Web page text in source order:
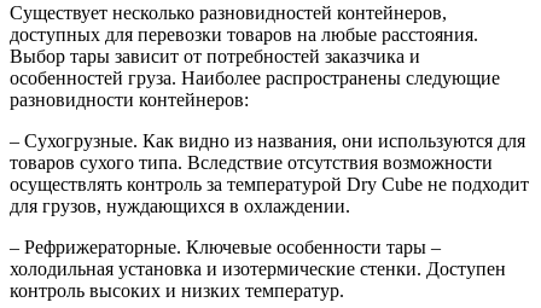
Существует несколько разновидностей контейнеров,
доступных для перевозки товаров на любые расстояния.
Выбор тары зависит от потребностей заказчика и
особенностей груза. Наиболее распространены следующие
разновидности контейнеров:
– Сухогрузные. Как видно из названия, они используются для
товаров сухого типа. Вследствие отсутствия возможности
осуществлять контроль за температурой Dry Cube не подходит
для грузов, нуждающихся в охлаждении.
– Рефрижераторные. Ключевые особенности тары –
холодильная установка и изотермические стенки. Доступен
контроль высоких и низких температур.